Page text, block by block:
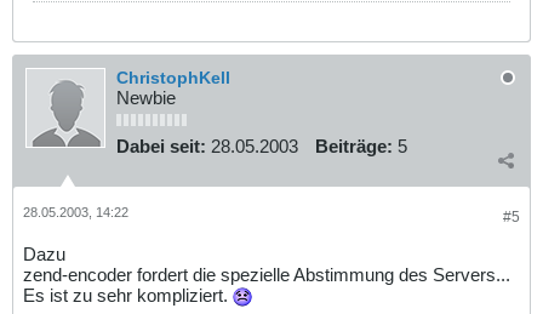
ChristophKell
Newbie
Dabei seit: 28.05.2003 Beiträge: 5
#5
28.05.2003, 14:22
Dazu
zend-encoder fordert die spezielle Abstimmung des Servers...
Es ist zu sehr kompliziert.